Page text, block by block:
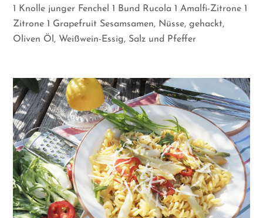
1 Knolle junger Fenchel 1 Bund Rucola 1 Amalfi-Zitrone 1
Zitrone 1 Grapefruit Sesamsamen, Nüsse, gehackt,
Oliven Öl, Weißwein-Essig, Salz und Pfeffer